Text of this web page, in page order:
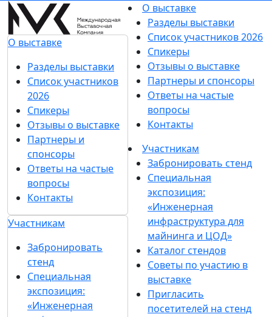
О выставке
Разделы выставки
Список участников
2026
Спикеры
Отзывы о выставке
Партнеры и
спонсоры
Ответы на частые
вопросы
Контакты
Участникам
Забронировать
стенд
Специальная
экспозиция:
«Инженерная
О выставке
Разделы выставки
Список участников 2026
Спикеры
Отзывы о выставке
Партнеры и спонсоры
Ответы на частые
вопросы
Контакты
Участникам
Забронировать стенд
Специальная
экспозиция:
«Инженерная
инфраструктура для
майнинга и ЦОД»
Каталог стендов
Советы по участию в
выставке
Пригласить
посетителей на стенд